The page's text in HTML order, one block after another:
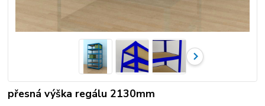
přesná výška regálu 2130mm